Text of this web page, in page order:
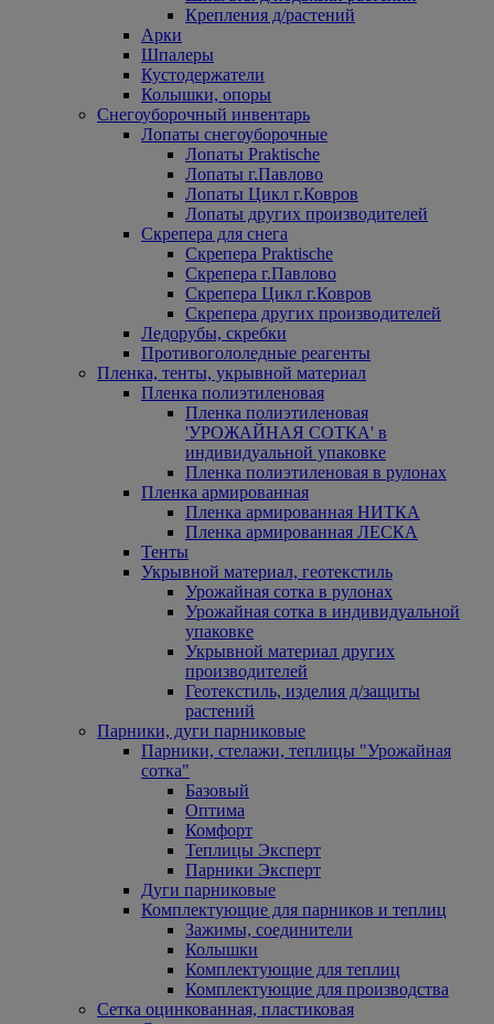
Крепления д/растений
Арки
Шпалеры
Кустодержатели
Колышки, опоры
Снегоуборочный инвентарь
Лопаты снегоуборочные
Лопаты Praktische
Лопаты г.Павлово
Лопаты Цикл г.Ковров
Лопаты других производителей
Скрепера для снега
Скрепера Praktische
Скрепера г.Павлово
Скрепера Цикл г.Ковров
Скрепера других производителей
Ледорубы, скребки
Противогололедные реагенты
Пленка, тенты, укрывной материал
Пленка полиэтиленовая
Пленка полиэтиленовая
'УРОЖАЙНАЯ СОТКА' в
индивидуальной упаковке
Пленка полиэтиленовая в рулонах
Пленка армированная
Пленка армированная НИТКА
Пленка армированная ЛЕСКА
Тенты
Укрывной материал, геотекстиль
Урожайная сотка в рулонах
Урожайная сотка в индивидуальной
упаковке
Укрывной материал других
производителей
Геотекстиль, изделия д/защиты
растений
Парники, дуги парниковые
Парники, стелажи, теплицы "Урожайная
сотка"
Базовый
Оптима
Комфорт
Теплицы Эксперт
Парники Эксперт
Дуги парниковые
Комплектующие для парников и теплиц
Зажимы, соединители
Колышки
Комплектующие для теплиц
Комплектующие для производства
Сетка оцинкованная, пластиковая